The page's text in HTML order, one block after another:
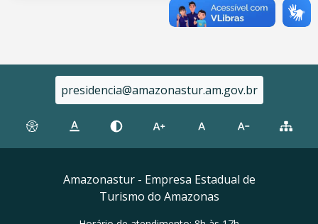
presidencia@amazonastur.am.gov.br
Amazonastur - Empresa Estadual de
Turismo do Amazonas